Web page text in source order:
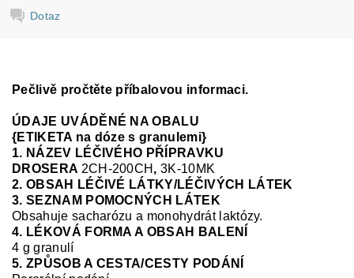
Dotaz
Pečlivě pročtěte příbalovou informaci.
ÚDAJE UVÁDĚNÉ NA OBALU
{ETIKETA na dóze s granulemi}
1. NÁZEV LÉČIVÉHO PŘÍPRAVKU
DROSERA 2CH-200CH ,3K-10MK
2. OBSAH LÉČIVÉ LÁTKY/LÉČIVÝCH LÁTEK
3. SEZNAM POMOCNÝCH LÁTEK
Obsahuje sacharózu a monohydrát laktózy.
4. LÉKOVÁ FORMA A OBSAH BALENÍ
4 g granulí
5. ZPŮSOB A CESTA/CESTY PODÁNÍ